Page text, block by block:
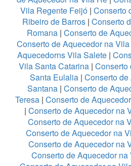
Vila Regente Feijó | Conserto
Ribeiro de Barros | Conserto
Romana | Conserto de
Conserto de Aquecedor na
Aquecedorns Vila Salete |
Vila Santa Catarina | Conserto
Santa Eulalia| Conserto
Santana| Conserto de
Teresa | Conserto de
| Conserto de Aquecedor na
Conserto de Aquecedor na
Conserto de Aquecedor na
Conserto de Aquecedor na
Conserto de Aquecedor